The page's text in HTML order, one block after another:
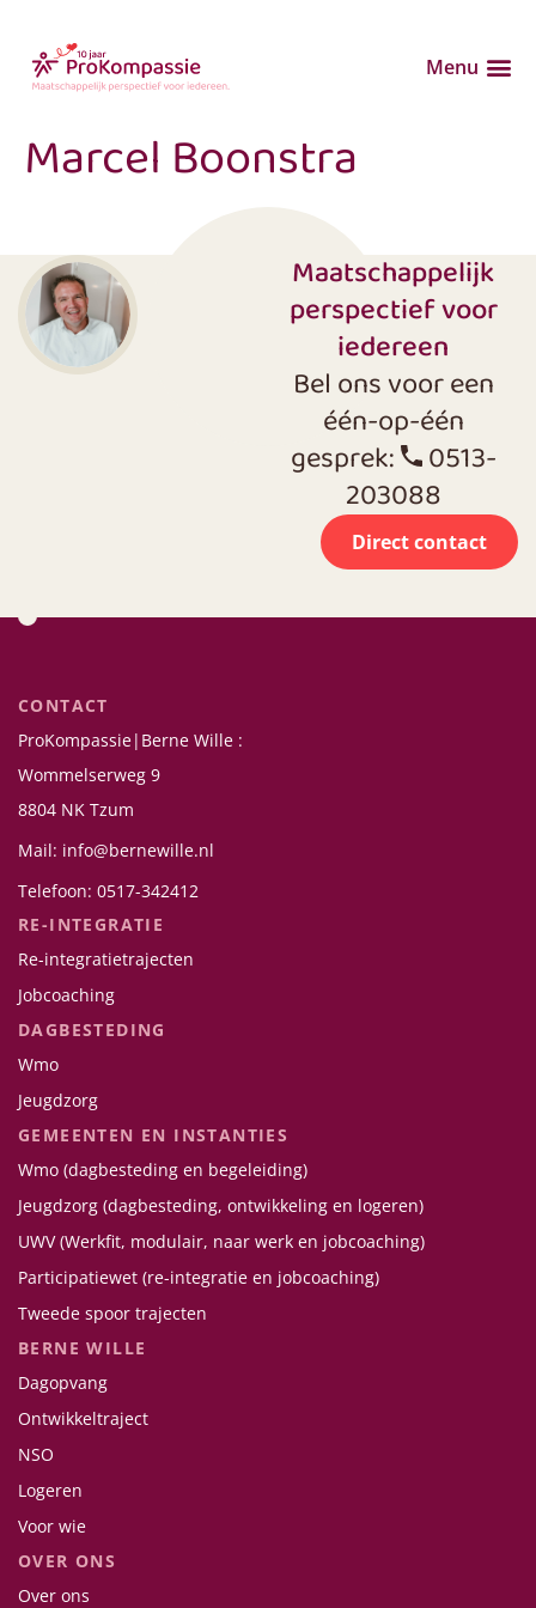
Menu
Marcel Boonstra
Maatschappelijk
perspectief voor
iedereen
Bel ons voor een
één-op-één
gesprek: 0513-
203088
Direct contact
CONTACT
ProKompassie|Berne Wille :
Wommelserweg 9
8804 NK Tzum
Mail: info@bernewille.nl
Telefoon: 0517-342412
RE-INTEGRATIE
Re-integratietrajecten
Jobcoaching
DAGBESTEDING
Wmo
Jeugdzorg
GEMEENTEN EN INSTANTIES
Wmo (dagbesteding en begeleiding)
Jeugdzorg (dagbesteding, ontwikkeling en logeren)
UWV (Werkfit, modulair, naar werk en jobcoaching)
Participatiewet (re-integratie en jobcoaching)
Tweede spoor trajecten
BERNE WILLE
Dagopvang
Ontwikkeltraject
NSO
Logeren
Voor wie
OVER ONS
Over ons